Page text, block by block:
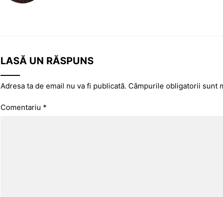
LASĂ UN RĂSPUNS
Adresa ta de email nu va fi publicată. Câmpurile obligatorii sunt
Comentariu *